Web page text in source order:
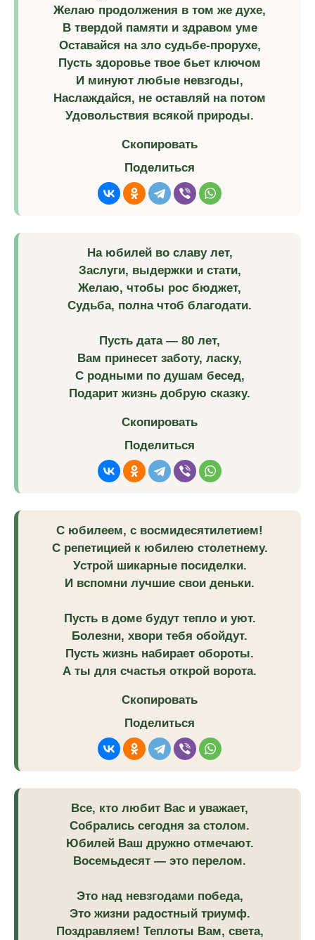
Желаю продолжения в том же духе,
В твердой памяти и здравом уме
Оставайся на зло судьбе-прорухе,
Пусть здоровье твое бьет ключом
И минуют любые невзгоды,
Наслаждайся, не оставляй на потом
Удовольствия всякой природы.
Скопировать
Поделиться
На юбилей во славу лет,
Заслуги, выдержки и стати,
Желаю, чтобы рос бюджет,
Судьба, полна чтоб благодати.
Пусть дата — 80 лет,
Вам принесет заботу, ласку,
С родными по душам бесед,
Подарит жизнь добрую сказку.
Скопировать
Поделиться
С юбилеем, с восмидесятилетием!
С репетицией к юбилею столетнему.
Устрой шикарные посиделки.
И вспомни лучшие свои деньки.
Пусть в доме будут тепло и уют.
Болезни, хвори тебя обойдут.
Пусть жизнь набирает обороты.
А ты для счастья открой ворота.
Скопировать
Поделиться
Все, кто любит Вас и уважает,
Собрались сегодня за столом.
Юбилей Ваш дружно отмечают.
Восемьдесят — это перелом.
Это над невзгодами победа,
Это жизни радостный триумф.
Поздравляем! Теплоты Вам, света,